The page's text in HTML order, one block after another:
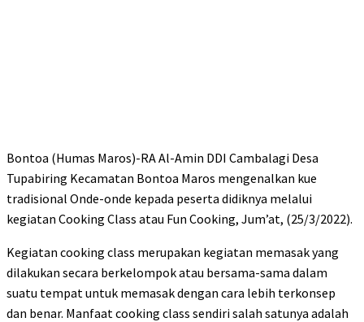
Bontoa (Humas Maros)-RA Al-Amin DDI Cambalagi Desa
Tupabiring Kecamatan Bontoa Maros mengenalkan kue
tradisional Onde-onde kepada peserta didiknya melalui
kegiatan Cooking Class atau Fun Cooking, Jum’at, (25/3/2022).
Kegiatan cooking class merupakan kegiatan memasak yang
dilakukan secara berkelompok atau bersama-sama dalam
suatu tempat untuk memasak dengan cara lebih terkonsep
dan benar. Manfaat cooking class sendiri salah satunya adalah